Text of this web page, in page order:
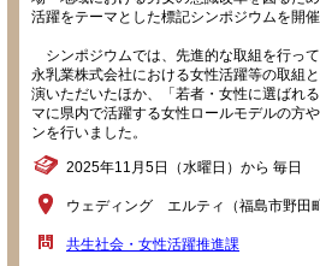
活躍をテーマとした標記シンポジウムを開催
シンポジウムでは、先進的な取組を行っ
永乳業株式会社における女性活躍等の取組
演いただいたほか、「若者・女性に選ばれ
マに県内で活躍する女性ロールモデルの方
ンを行いました。
2025年11月5日（水曜日）から 毎日
ウェディング エルティ（福島市野田
共生社会・女性活躍推進課